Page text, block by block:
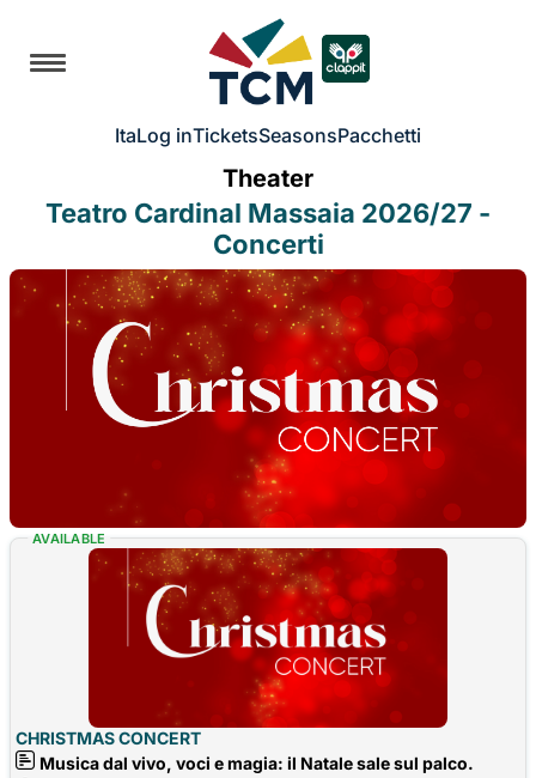
ItaLog inTicketsSeasonsPacchetti
Theater
Teatro Cardinal Massaia 2026/27 -
Concerti
CHRISTMAS CONCERT
Musica dal vivo, voci e magia: il Natale sale sul palco.
AVAILABLE